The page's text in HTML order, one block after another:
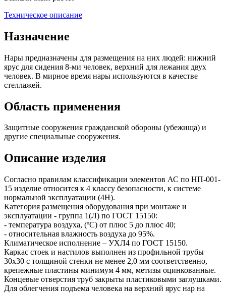
Техническое описание
Назначение
Нары предназначены для размещения на них людей: нижний
ярус для сидения 8-ми человек, верхний для лежания двух
человек. В мирное время нары используются в качестве
стеллажей.
Область применения
Защитные сооружения гражданской обороны (убежища) и
другие специальные сооружения.
Описание изделия
Согласно правилам классификации элементов АС по НП-001-
15 изделие относится к 4 классу безопасности, к системе
нормальной эксплуатации (4Н).
Категория размещения оборудования при монтаже и
эксплуатации - группа 1(Л) по ГОСТ 15150:
- температура воздуха, (ºС) от плюс 5 до плюс 40;
- относительная влажность воздуха до 95%.
Климатическое исполнение – УХЛ4 по ГОСТ 15150.
Каркас стоек и настилов выполнен из профильной трубы
30х30 с толщиной стенки не менее 2,0 мм соответственно,
крепежные пластины минимум 4 мм, метизы оцинкованные.
Концевые отверстия труб закрыты пластиковыми заглушками.
Для облегчения подъема человека на верхний ярус нар на